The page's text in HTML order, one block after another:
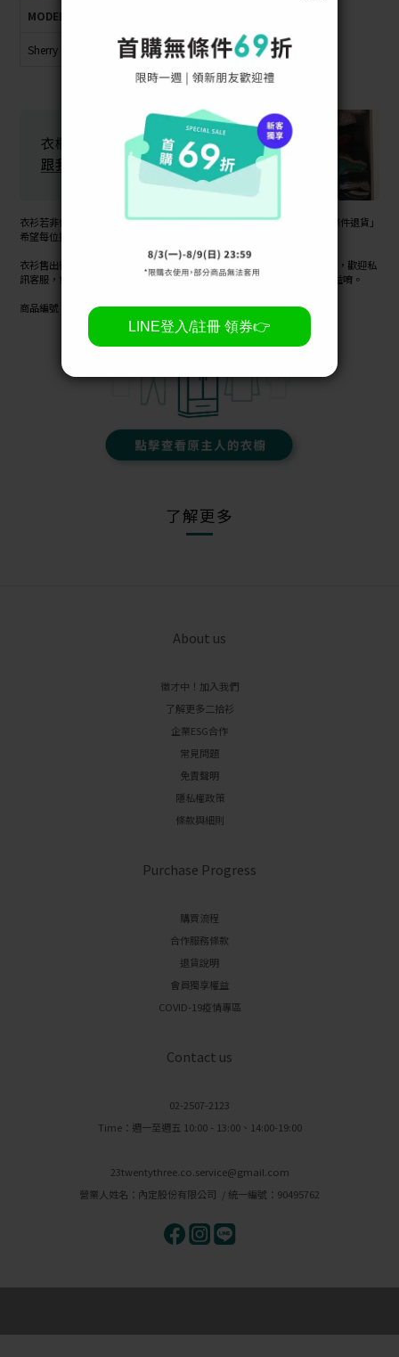
MODEL
Sherry 42kg 40cm 72cm 79cm
衣衫若非使用出清優惠購買（例：$99、$149...等。），皆享有「30日無條件退貨」
希望每位拾習生都找到屬於自己的二拾衫
衣衫售出後會在3-5天內下架，因此無法查看商品資訊，若購買後需要查看，歡迎私
訊客服，會有專人為您服務，也建議您可以事先截圖商品資訊保障您的權益唷。
商品編號：138
了解更多
About us
徵才中！加入我們
了解更多二拾衫
企業ESG合作
常見問題
免責聲明
隱私權政策
條款與細則
Purchase Progress
購買流程
合作服務條款
退貨說明
會員獨享權益
COVID-19疫情專區
Contact us
02-2507-2123
Time：週一至週五 10:00 - 13:00、14:00-19:00
23twentythree.co.service@gmail.com
營業人姓名：內定股份有限公司 / 統一編號：90495762